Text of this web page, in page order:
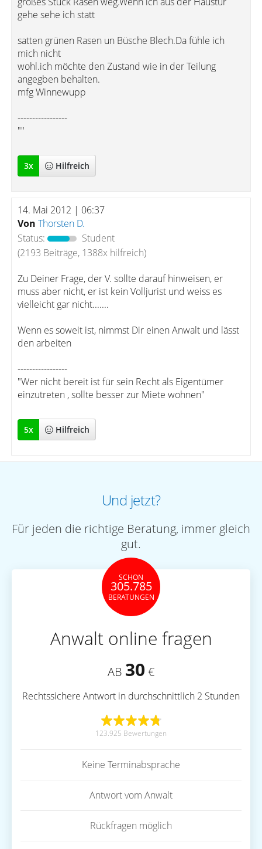
gehe sehe ich statt
satten grünen Rasen un Büsche Blech.Da fühle ich
mich nicht
wohl.ich möchte den Zustand wie in der Teilung
angegben behalten.
mfg Winnewupp
-----------------
""
3x Hilfreich
14. Mai 2012 | 06:37
Von Thorsten D.
Status:
Student
(2193 Beiträge, 1388x hilfreich)
Zu Deiner Frage, der V. sollte darauf hinweisen, er
muss aber nicht, er ist kein Volljurist und weiss es
vielleicht gar nicht.......
Wenn es soweit ist, nimmst Dir einen Anwalt und lässt
den arbeiten
-----------------
"Wer nicht bereit ist für sein Recht als Eigentümer
einzutreten , sollte besser zur Miete wohnen"
5x Hilfreich
Und jetzt?
Für jeden die richtige Beratung, immer gleich
gut.
SCHON
305.785
BERATUNGEN
Anwalt online fragen
AB 30 €
Rechtssichere Antwort in durchschnittlich 2 Stunden
123.925 Bewertungen
Keine Terminabsprache
Antwort vom Anwalt
Rückfragen möglich